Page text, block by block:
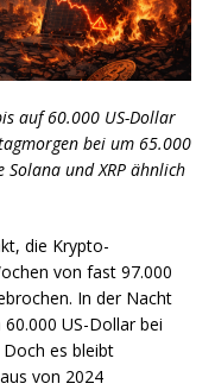
auf 60.000 US-Dollar
bei um 65.000
und XRP ähnlich
die Krypto-
von fast 97.000
In der Nacht
US-Dollar bei
es bleibt
von 2024